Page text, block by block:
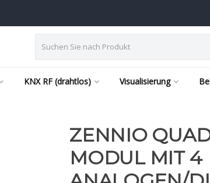
KNX RF (drahtlos) Visualisierung
ZENNIO
MODUL MIT 4